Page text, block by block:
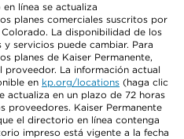
línea se actualiza
planes comerciales suscritos por
La disponibilidad de los
servicios puede cambiar. Para
planes de Kaiser Permanente,
proveedor. La información actual
en kp.org/locations (haga clic
actualiza en un plazo de 72 horas
proveedores. Kaiser Permanente
el directorio en línea contenga
impreso está vigente a la fecha